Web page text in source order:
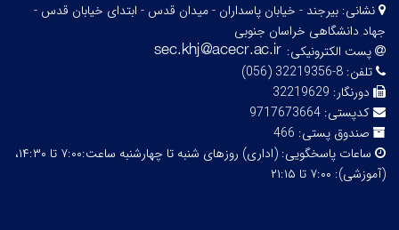
نشانی: بیرجند - خیابان پاسداران - میدان قدس - ابتدای خیابان قدس -
جهاد دانشگاهی خراسان جنوبی
پست الکترونیکی:
تلفن: 8-32219356 (056)
دورنگار: 32219629
کدپستی: 9717673664
صندوق پستی: 466
ساعات پاسخگویی:
(اداری) روزهای شنبه تا چهارشنبه ساعت:۷:۰۰ تا ۱۴:۳۰،
(آموزشی): ۷:۰۰ تا ۲۱:۱۵